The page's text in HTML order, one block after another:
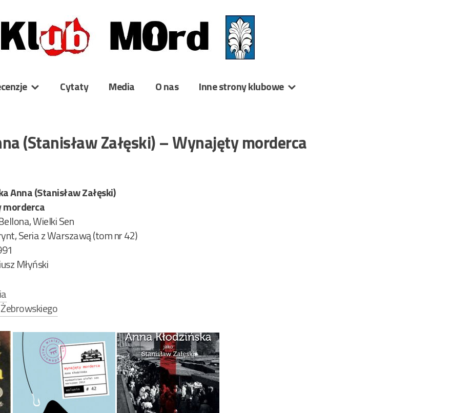
Cytaty Media O nas Inne strony klubowe
(Stanisław Załęski) – Wynajęty morderca
Anna (Stanisław Załęski)
Wielki Sen
Seria z Warszawą (tom nr 42)
Młyński